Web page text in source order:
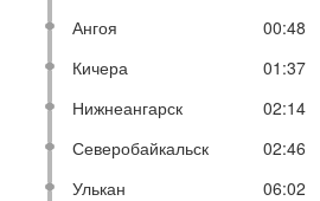
Ангоя
00:48
Кичера
01:37
Нижнеангарск
02:14
Северобайкальск
02:46
Улькан
06:02